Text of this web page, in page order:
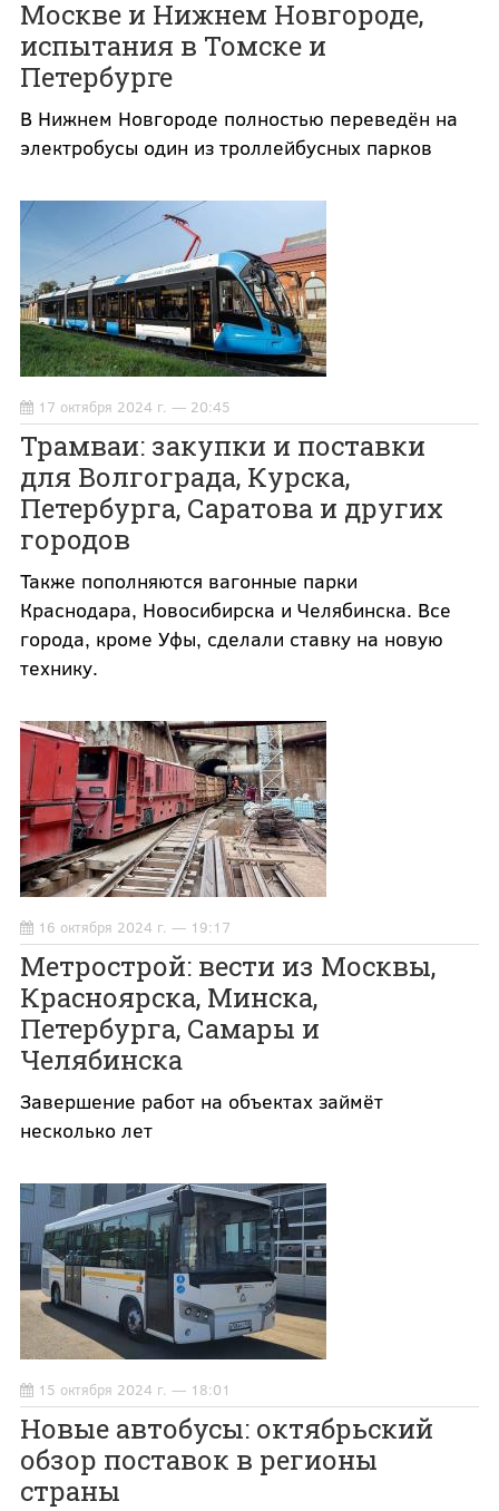
Москве и Нижнем Новгороде,
испытания в Томске и
Петербурге
В Нижнем Новгороде полностью переведён на
электробусы один из троллейбусных парков
17 октября 2024 г. — 20:45
Трамваи: закупки и поставки
для Волгограда, Курска,
Петербурга, Саратова и других
городов
Также пополняются вагонные парки
Краснодара, Новосибирска и Челябинска. Все
города, кроме Уфы, сделали ставку на новую
технику.
16 октября 2024 г. — 19:17
Метрострой: вести из Москвы,
Красноярска, Минска,
Петербурга, Самары и
Челябинска
Завершение работ на объектах займёт
несколько лет
15 октября 2024 г. — 18:01
Новые автобусы: октябрьский
обзор поставок в регионы
страны